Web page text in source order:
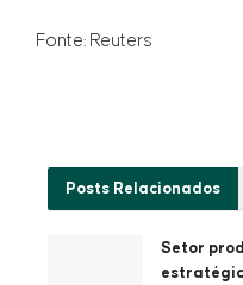
Fonte: Reuters
Posts Relacionados
Setor